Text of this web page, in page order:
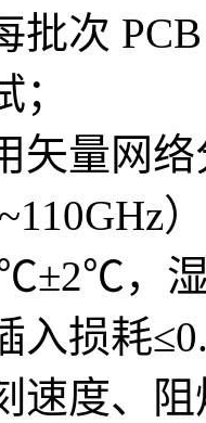
批次
矢量网
，湿
入损耗
速度、